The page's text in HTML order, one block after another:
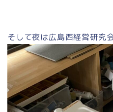
そして夜は広島西経営研究